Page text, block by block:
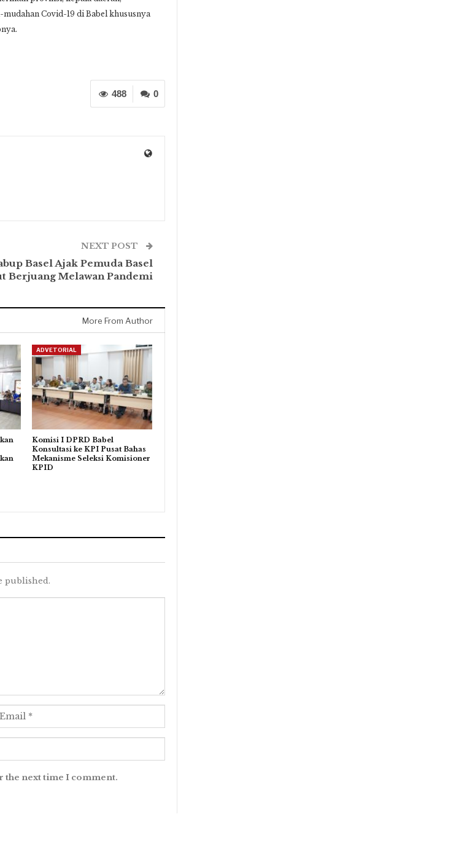
Covid-19 di Babel khususnya
0
488
NEXT POST
Basel Ajak Pemuda Basel
Berjuang Melawan Pandemi
More From Author
ADVETORIAL
Komisi I DPRD Babel
Konsultasi ke KPI Pusat Bahas
Mekanisme Seleksi Komisioner
KPID
published.
the next time I comment.